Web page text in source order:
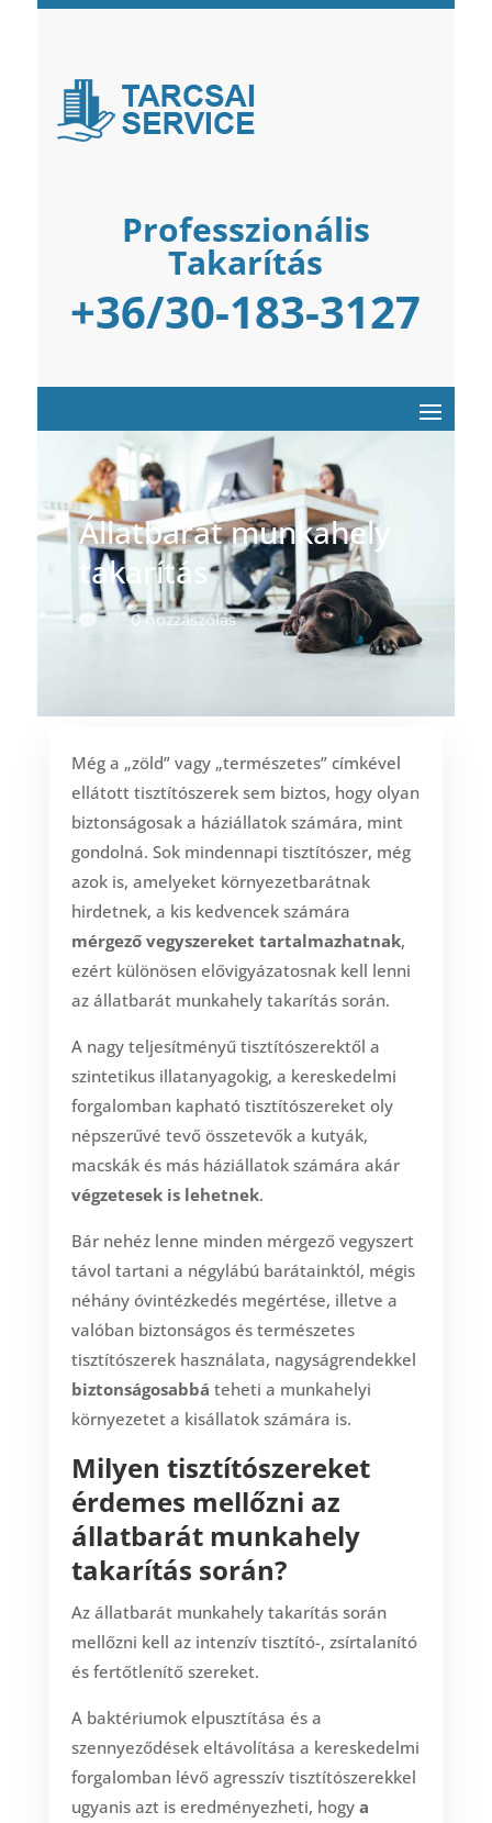
Professzionális
Takarítás
+36/30-183-3127
Állatbarát munkahely
takarítás
 0 hozzászólás
Még a „zöld” vagy „természetes” címkével
ellátott tisztítószerek sem biztos, hogy olyan
biztonságosak a háziállatok számára, mint
gondolná. Sok mindennapi tisztítószer, még
azok is, amelyeket környezetbarátnak
hirdetnek, a kis kedvencek számára
mérgező vegyszereket tartalmazhatnak,
ezért különösen elővigyázatosnak kell lenni
az állatbarát munkahely takarítás során.
A nagy teljesítményű tisztítószerektől a
szintetikus illatanyagokig, a kereskedelmi
forgalomban kapható tisztítószereket oly
népszerűvé tevő összetevők a kutyák,
macskák és más háziállatok számára akár
végzetesek is lehetnek.
Bár nehéz lenne minden mérgező vegyszert
távol tartani a négylábú barátainktól, mégis
néhány óvintézkedés megértése, illetve a
valóban biztonságos és természetes
tisztítószerek használata, nagyságrendekkel
biztonságosabbá teheti a munkahelyi
környezetet a kisállatok számára is.
Milyen tisztítószereket
érdemes mellőzni az
állatbarát munkahely
takarítás során?
Az állatbarát munkahely takarítás során
mellőzni kell az intenzív tisztító-, zsírtalanító
és fertőtlenítő szereket.
A baktériumok elpusztítása és a
szennyeződések eltávolítása a kereskedelmi
forgalomban lévő agresszív tisztítószerekkel
ugyanis azt is eredményezheti, hogy a